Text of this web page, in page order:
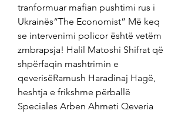
tranformuar mafian pushtimi rus i
Ukrainës“The Economist” Më keq
se intervenimi policor është vetëm
zmbrapsja! Halil Matoshi Shifrat që
shpërfaqin mashtrimin e
qeverisëRamush Haradinaj Hagë,
heshtja e frikshme përballë
Speciales Arben Ahmeti Qeveria